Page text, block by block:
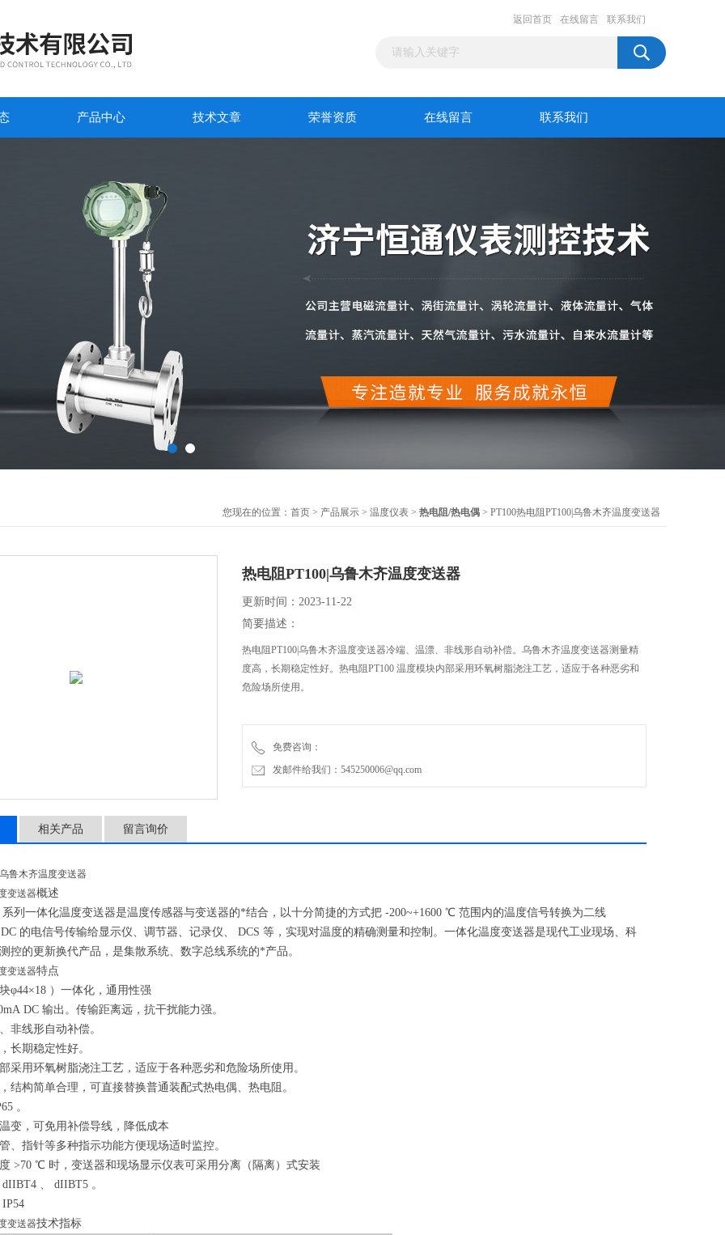
返回首页 在线留言 联系我们
产品中心 技术文章 荣誉资质 在线留言 联系我们
您现在的位置： 首页 > 产品展示 > 温度仪表 > 热电阻/热电偶 > PT100热电阻PT100|乌鲁木齐温度变送器
热电阻PT100|乌鲁木齐温度变送器
更新时间：2023-11-22
简要描述：
热电阻PT100|乌鲁木齐温度变送器冷端、温漂、非线形自动补偿。乌鲁木齐温度变送器测量精
度高，长期稳定性好。热电阻PT100 温度模块内部采用环氧树脂浇注工艺，适应于各种恶劣和
危险场所使用。
免费咨询：
发邮件给我们：545250006@qq.com
相关产品 留言询价
鲁木齐温度变送器
变送器概述
系列一体化温度变送器是温度传感器与变送器的*结合，以十分简捷的方式把 -200~+1600 ℃ 范围内的温度信号转换为二线
的电信号传输给显示仪、调节器、记录仪、 DCS 等，实现对温度的精确测量和控制。一体化温度变送器是现代工业现场、科
测控的更新换代产品，是集散系统、数字总线系统的*产品。
变送器特点
φ44×18 ）一体化，通用性强
DC 输出。传输距离远，抗干扰能力强。
非线形自动补偿。
长期稳定性好。
采用环氧树脂浇注工艺，适应于各种恶劣和危险场所使用。
结构简单合理，可直接替换普通装配式热电偶、热电阻。
。
变，可免用补偿导线，降低成本
、指针等多种指示功能方便现场适时监控。
>70 ℃ 时，变送器和现场显示仪表可采用分离（隔离）式安装
、 dIIBT5 。
变送器技术指标